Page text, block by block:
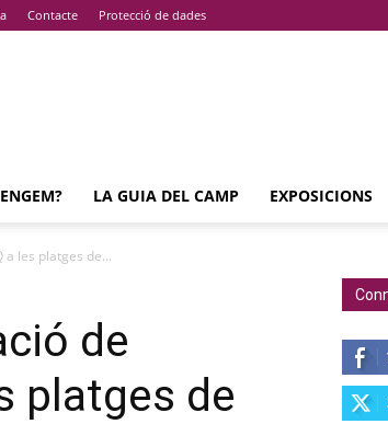
Contacte Protecció de dades
LA GUIA DEL CAMP EXPOSICIONS
les platges de...
de
platges de